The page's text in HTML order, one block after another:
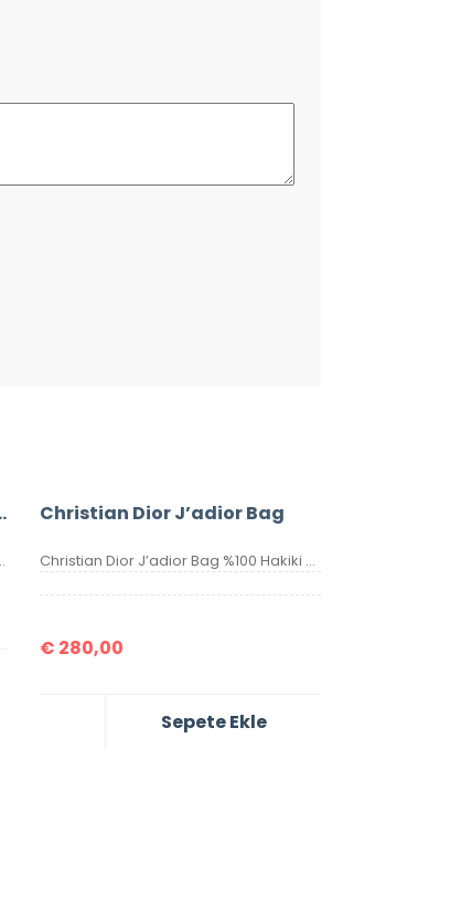
Calfskin Bag
Seri numaralıdır. Ebatı 25x20x6 cm dir. Kutulu, toz torbalı, sertifikalıdır.
Christian Dior J’adior Bag
Christian Dior J’adior Bag %100 Hakiki Deri. Yüksek kalite, hakiki deri, ithal aksesuarlı, birebir üründür. Ebatı 26×17 cm dir. Kutulu, toz torbalı, sertifikalıdır.
€ 280,00
Sepete Ekle